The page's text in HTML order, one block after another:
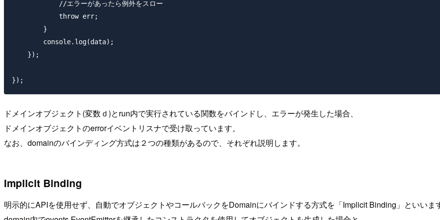
            //エラーがあったら例外をスロー
            throw err;
        }
        console.log(data);
    });
ドメインオブジェクト(変数ｄ)とrun内で実行されている関数をバインドし、エラーが発生した場合、
ドメインオブジェクトのerrorイベントリスナで受け取っています。
なお、domainのバインディング方式は２つの種類があるので、それぞれ説明します。
Implicit Binding
明示的にAPIを使用せず、自動でオブジェクトやコールバックをDomainにバインドする方式を「Implicit Binding」といいま